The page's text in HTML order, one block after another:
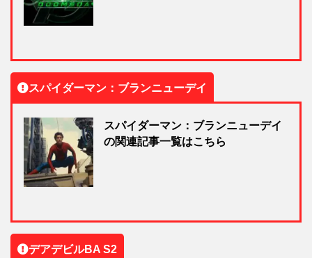
スパイダーマン：ブランニューデイ
スパイダーマン：ブランニューデイ
の関連記事一覧はこちら
デアデビルBA S2